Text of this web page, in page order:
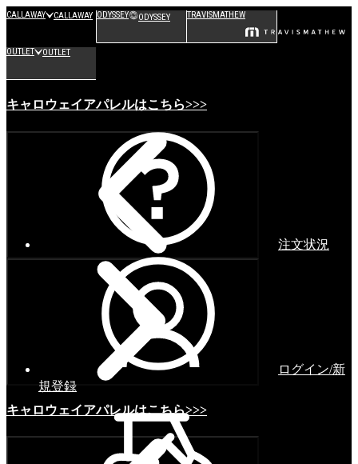
CALLAWAY CALLAWAY ODYSSEY ODYSSEY TRAVISMATHEW
OUTLET OUTLET
キャロウェイアパレルはこちら>>>
キャロウェイアパレルはこちら>>>
注文状況
ログイン/新
規登録